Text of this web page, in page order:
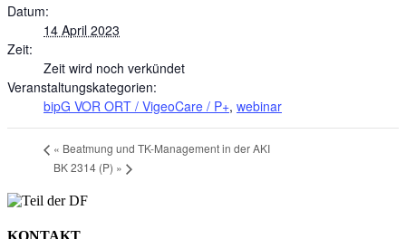
Datum:
14 April 2023
Zeit:
Zeit wird noch verkündet
Veranstaltungskategorien:
bipG VOR ORT / VigeoCare / P+, webinar
« Beatmung und TK-Management in der AKI
BK 2314 (P) »